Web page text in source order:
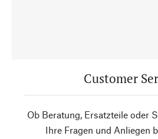
Customer
Ob Beratung, Ersatzteile oder
Ihre Fragen und Anliegen